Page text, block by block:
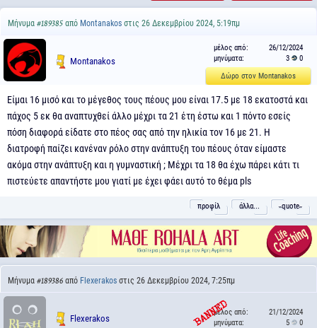
Μήνυμα #189385 από Montanakos στις 26 Δεκεμβρίου 2024, 5:19πμ
Montanakos
μέλος από:
26/12/2024
μηνύματα:
3
0
Δώρο στον Montanakos
Είμαι 16 μισό και το μέγεθος τους πέους μου είναι 17.5 με 18 εκατοστά και
πάχος 5 εκ θα αναπτυχθεί άλλο μέχρι τα 21 έτη έστω και 1 πόντο εσείς
πόση διαφορά είδατε στο πέος σας από την ηλικία τον 16 με 21. Η
διατροφή παίζει κανέναν ρόλο στην ανάπτυξη του πέους όταν είμαστε
ακόμα στην ανάπτυξη και η γυμναστική ; Μέχρι τα 18 θα έχω πάρει κάτι τι
πιστεύετε απαντήστε μου γιατί με έχει φάει αυτό το θέμα pls
προφίλ άλλα... ˵quote˶
Μήνυμα #189386 από Flexerakos στις 26 Δεκεμβρίου 2024, 7:25πμ
Flexerakos
μέλος από:
21/12/2024
μηνύματα:
5 0